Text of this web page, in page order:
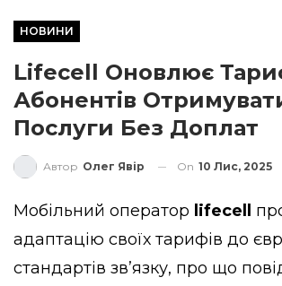
НОВИНИ
Lifecell Оновлює
Абонентів
Послуги Без Доплат
Автор Олег Явір On 10 Лис, 2025
Мобільний оператор lifecell
адаптацію своїх тарифів до
стандартів зв’язку, про що